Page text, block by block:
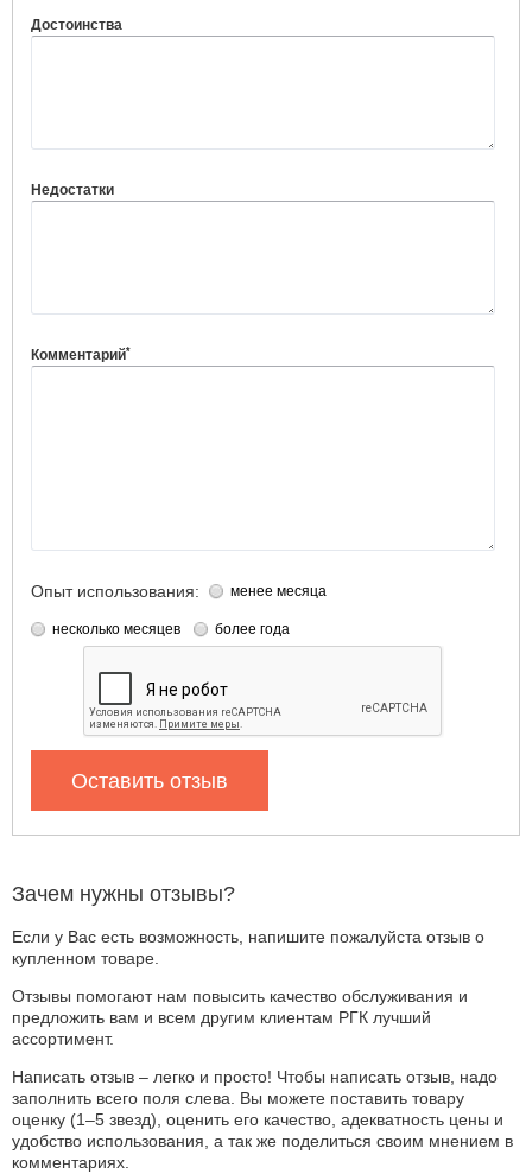
Достоинства
Недостатки
Комментарий*
Опыт использования: менее месяца
несколько месяцев более года
Оставить отзыв
Зачем нужны отзывы?
Если у Вас есть возможность, напишите пожалуйста отзыв о
купленном товаре.
Отзывы помогают нам повысить качество обслуживания и
предложить вам и всем другим клиентам РГК лучший
ассортимент.
Написать отзыв – легко и просто! Чтобы написать отзыв, надо
заполнить всего поля слева. Вы можете поставить товару
оценку (1–5 звезд), оценить его качество, адекватность цены и
удобство использования, а так же поделиться своим мнением в
комментариях.